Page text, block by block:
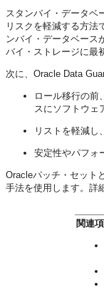
スタンバイ・データベ
リスクを軽減する方法
ンバイ・データベース
バイ・ストレージに最
次に、Oracle Data
ロール移行の前
スにソフトウェ
リストを軽減し
安定性やパフォ
Oracleパッチ・セット
手法を使用します。詳
関連